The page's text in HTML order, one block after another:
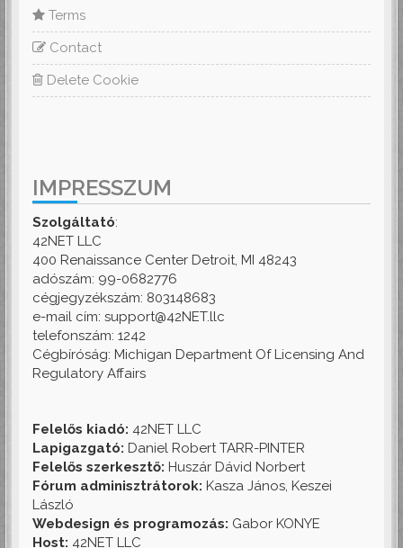
Terms
Contact
Delete Cookie
IMPRESSZUM
Szolgáltató:
42NET LLC
400 Renaissance Center Detroit, MI 48243
adószám: 99-0682776
cégjegyzékszám: 803148683
e-mail cím: support@42NET.llc
telefonszám: 1242
Cégbíróság: Michigan Department Of Licensing And
Regulatory Affairs
Felelős kiadó: 42NET LLC
Lapigazgató: Daniel Robert TARR-PINTER
Felelős szerkesztő: Huszár Dávid Norbert
Fórum adminisztrátorok: Kasza János, Keszei
László
Webdesign és programozás: Gabor KONYE
Host: 42NET LLC